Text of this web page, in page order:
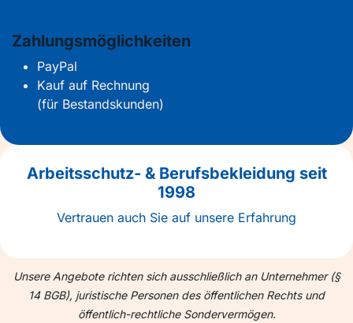
Zahlungsmöglichkeiten
PayPal
Kauf auf Rechnung
(für Bestandskunden)
Arbeitsschutz- & Berufsbekleidung seit
1998
Vertrauen auch Sie auf unsere Erfahrung
Unsere Angebote richten sich ausschließlich an Unternehmer (§
14 BGB), juristische Personen des öffentlichen Rechts und
öffentlich-rechtliche Sondervermögen.